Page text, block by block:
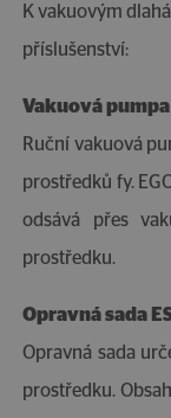
K vakuovým
příslušenství:
Vakuová pumpa
Ruční vakuová
prostředků fy.
odsává přes
prostředku.
Opravná sada
Opravná sada
prostředku.